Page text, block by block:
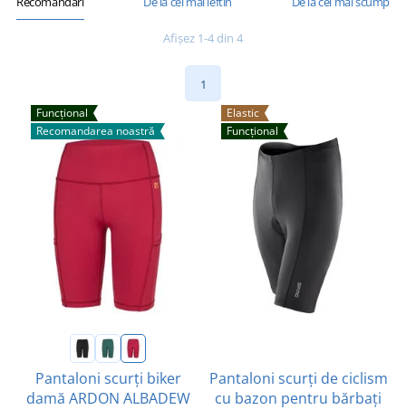
Afișez 1-4 din 4
1
Funcțional
Recomandarea noastră
Pantaloni scurți biker
damă ARDON ALBADEW
Elastic
Funcțional
Pantaloni scurți de ciclism
cu bazon pentru bărbați